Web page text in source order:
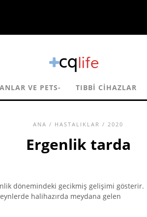
VE PETS- TIBBI CIHAZLAR
ANA / HASTALIKLAR / 2020
Ergenlik tarda
dönemindeki gecikmiş gelişimi gösterir.
halihazırda meydana gelen